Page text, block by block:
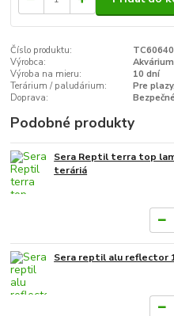
Číslo produktu:
Výrobca:
Akvárium
Výroba na mieru:
10 dní
Terárium / paludárium:
Pre
Doprava:
Podobné produkty
Sera Reptil terra top
teráriá
Sera reptil alu reflector